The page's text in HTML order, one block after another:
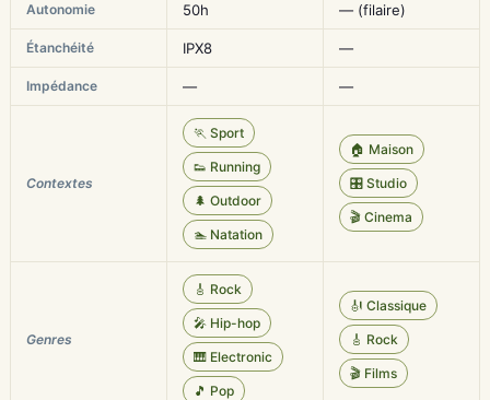
Autonomie 50h — (filaire)
Étanchéité IPX8 —
Impédance — —
Contextes
🏃 Sport
👟 Running
🌲 Outdoor
🏊 Natation
🏠 Maison
🎛️ Studio
🎬 Cinema
Genres
🎸 Rock
🎤 Hip-hop
🎹 Electronic
🎵 Pop
🎻 Classique
🎸 Rock
🎬 Films